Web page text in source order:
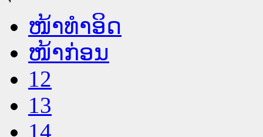
ໜ້າທໍາອິດ
ໜ້າກ່ອນ
12
13
14